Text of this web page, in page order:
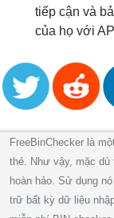
tiếp cận và
của họ với
FreeBinChecker là
thẻ. Như vậy, mặc
hoàn hảo. Sử dụng
trữ bất kỳ dữ liệu